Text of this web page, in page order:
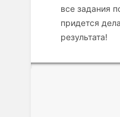
все задания
придется
результата!